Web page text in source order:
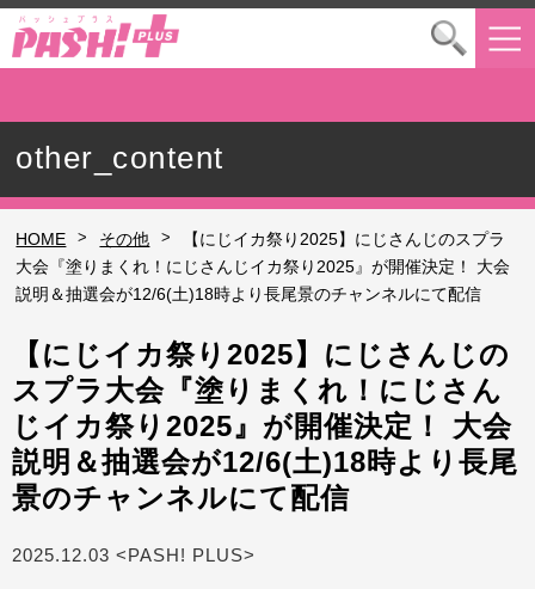
other_content
HOME > その他 >
【にじイカ祭り2025】にじさんじのスプラ
大会『塗りまくれ！にじさんじイカ祭り2025』が開催決定！ 大会
説明＆抽選会が12/6(土)18時より長尾景のチャンネルにて配信
【にじイカ祭り2025】にじさんじの
スプラ大会『塗りまくれ！にじさん
じイカ祭り2025』が開催決定！ 大会
説明＆抽選会が12/6(土)18時より長尾
景のチャンネルにて配信
2025.12.03 <PASH! PLUS>